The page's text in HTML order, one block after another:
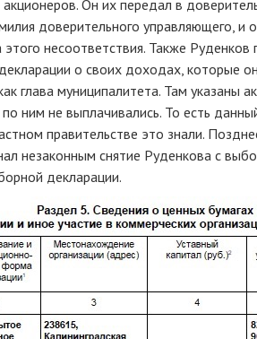
акционеров. Он их передал в
доверительного управляющего, и
несоответствия. Также
о своих доходах, которые
глава муниципалитета. Там указаны
ним не выплачивались. То есть
правительстве это знали.
незаконным снятие Руденкова с
декларации.